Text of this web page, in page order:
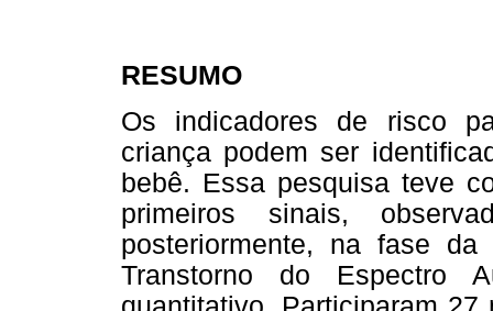
RESUMO
Os indicadores de risco
criança podem ser
bebê. Essa pesquisa teve
primeiros sinais,
posteriormente, na fase da
Transtorno do Espectro